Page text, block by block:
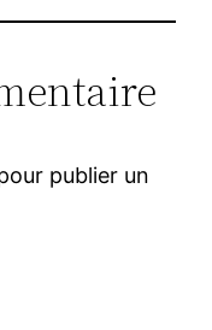
publier un